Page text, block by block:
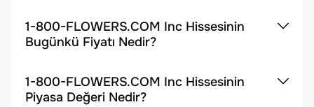
1-800-FLOWERS.COM Inc Hissesinin
Bugünkü Fiyatı Nedir?
1-800-FLOWERS.COM Inc Hissesinin
Piyasa Değeri Nedir?